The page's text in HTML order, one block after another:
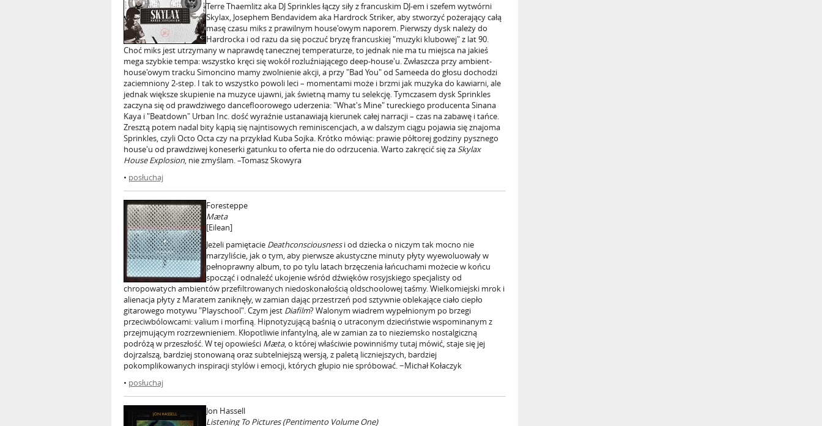
Terre Thaemlitz aka DJ Sprinkles łączy siły z francuskim DJ-em i szefem wytwórni
Skylax, Josephem Bendavidem aka Hardrock Striker, aby stworzyć pożerający całą
masę czasu miks z prawilnym house'owym naporem. Pierwszy dysk należy do
Hardrocka i od razu da się poczuć bryzę francuskiej "muzyki klubowej" z lat 90.
Choć miks jest utrzymany w naprawdę tanecznej temperaturze, to jednak nie ma tu miejsca na jakieś
mega szybkie tempa: wszystko kręci się wokół rozluźniającego deep-house'u. Zwłaszcza przy ambient-
house'owym tracku Simoncino mamy zwolnienie akcji, a przy "Bad You" od Sameeda do głosu dochodzi
zaciemniony 2-step. I tak to wszystko powoli leci – momentami może i brzmi jak muzyka do kawiarni, ale
jednak większe skupienie na muzyce ujawni, jak świetną mamy tu selekcję. Tymczasem dysk Sprinkles
zaczyna się od prawdziwego dancefloorowego uderzenia: "What's Mine" tureckiego producenta Sinana
Kaya i "Beatdown" Urban Inc. dość wyraźnie ustanawiają kierunek całej narracji – czas na zabawę i tańce.
Zresztą potem nadal bity kąpią się najntisowych reminiscencjach, a w dalszym ciągu pojawia się znajoma
Sprinkles, czyli Octo Octa czy na przykład Kuba Sojka. Krótko mówiąc: prawie półtorej godziny pysznego
house'u od prawdziwej koneserki gatunku to oferta nie do odrzucenia. Warto zakręcić się zaSkylax
House Explosion, nie zmyślam. –Tomasz Skowyra
• posłuchaj
Foresteppe
Mæta
[Eilean]
Jeżeli pamiętacie Deathconsciousnessi od dziecka o niczym tak mocno nie
marzyliście, jak o tym, aby pierwsze akustyczne minuty płyty wyewoluowały w
pełnoprawny album, to po tylu latach brzęczenia łańcuchami możecie w końcu
spocząć i odnaleźć ukojenie wśród dźwięków rosyjskiego specjalisty od
chropowatych ambientów przefiltrowanych niedoskonałością oldschoolowej taśmy. Wielkomiejski mrok i
alienacja płyty z Maratem zaniknęły, w zamian dając przestrzeń pod sztywnie oblekające ciało ciepło
gitarowego motywu "Playschool". Czym jest Diafilm? Walonym wiadrem wypełnionym po brzegi
przeciwbólowcami: valium i morfiną. Hipnotyzującą baśnią o utraconym dzieciństwie wspominanym z
przejmującym rozrzewnieniem. Kłopotliwie infantylną, ale w zamian za to nieziemsko nostalgiczną
podróżą w przeszłość. W tej opowieści Mæta, o której właściwie powinniśmy tutaj mówić, staje się jej
dojrzalszą, bardziej stonowaną oraz subtelniejszą wersją, z paletą liczniejszych, bardziej
pokomplikowanych inspiracji stylów i emocji, których głupio nie spróbować. −Michał Kołaczyk
• posłuchaj
Jon Hassell
Listening To Pictures (Pentimento Volume One)